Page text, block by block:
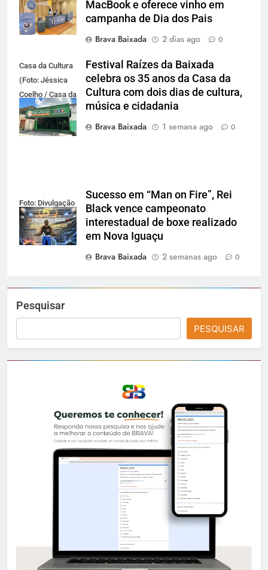
MacBook e oferece vinho em
campanha de Dia dos Pais
Brava Baixada
2 dias ago 0
Casa da Cultura
(Foto: Jéssica
Coelho / Casa da
Cultura da
Baixada)
Festival Raízes da Baixada
celebra os 35 anos da Casa da
Cultura com dois dias de cultura,
música e cidadania
Brava Baixada
1 semana ago 0
Foto: Divulgação
Sucesso em “Man on Fire”, Rei
Black vence campeonato
interestadual de boxe realizado
em Nova Iguaçu
Brava Baixada
2 semanas ago 0
Pesquisar
PESQUISAR